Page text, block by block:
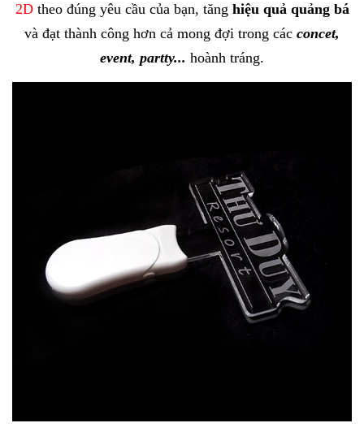
2D theo đúng yêu cầu của bạn, tăng hiệu quả quảng bá
và đạt thành công hơn cả mong đợi trong các concet,
event, partty... hoành tráng.